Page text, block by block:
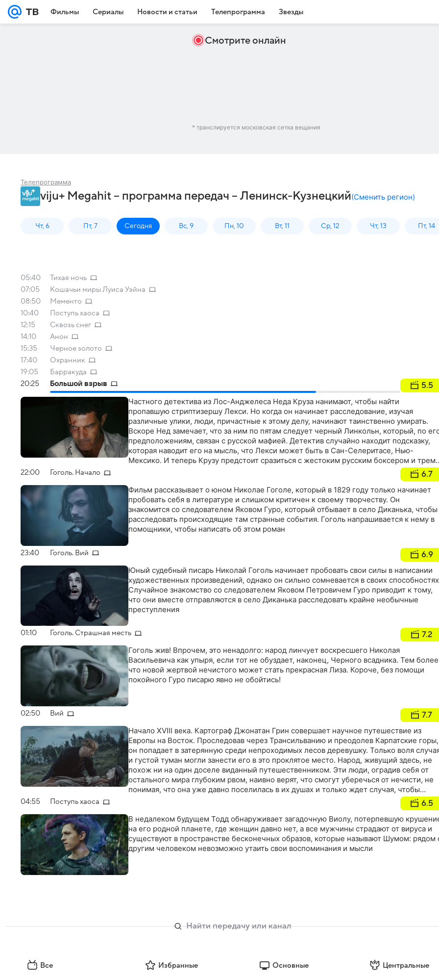
Фильмы Сериалы Новости и статьи Телепрограмма Звезды
Смотрите онлайн
* транслируется московская сетка вещания
Телепрограмма
viju+ Megahit – программа передач – Ленинск-Кузнецкий(Сменить регион)
Чт, 6 Пт, 7 Сегодня Вс, 9 Пн, 10 Вт, 11 Ср, 12 Чт, 13 Пт, 14
05:40
Тихая ночь
07:05
Кошачьи миры Луиса Уэйна
08:50
Мементо
10:40
Поступь хаоса
12:15
Сквозь снег
14:10
Анон
15:35
Черное золото
17:40
Охранник
19:05
Барракуда
20:25
Большой взрыв 5.5
Частного детектива из Лос-Анджелеса Неда Круза нанимают, чтобы найти
пропавшую стриптизершу Лекси. Но когда он начинает расследование, изучая
различные улики, люди, причастные к этому делу, начинают таинственно умирать.
Вскоре Нед замечает, что за ним по пятам следует черный Линкольн, который, по
предположениям, связан с русской мафией. Детектив случайно находит подсказку,
которая наводит его на мысль, что Лекси может быть в Сан-Селеритасе, Нью-
Мексико. И теперь Крузу предстоит сразиться с жестоким русским боксером и тремя
коррумпированными детективами полиции. Разгадка тайны обойдется в десять
жизней, тридцать миллионов долларов чистой прибыли и, возможно, сможет все
объяснить
22:00 Гоголь. Начало 6.7
Фильм рассказывает о юном Николае Гоголе, который в 1829 году только начинает
пробовать себя в литературе и слишком критичен к своему творчеству. Он
знакомится со следователем Яковом Гуро, который отбывает в село Диканька, чтобы
расследовать происходящие там странные события. Гоголь напрашивается к нему в
помощники, чтобы написать об этом роман
23:40 Гоголь. Вий 6.9
Юный судебный писарь Николай Гоголь начинает пробовать свои силы в написании
художественных произведений, однако он сильно сомневается в своих
Случайное знакомство со следователем Яковом Петровичем Гуро приводит к тому,
что они вместе отправляются в село Диканька расследовать крайне необычные
преступления
01:10 Гоголь. Страшная месть 7.2
Гоголь жив! Впрочем, это ненадолго: народ линчует воскресшего Николая
Васильевича как упыря, если тот не обуздает, наконец, Черного всадника. Тем
что новой жертвой нечистого может стать прекрасная Лиза. Короче, без помощи
покойного Гуро писарю явно не обойтись!
02:50 Вий 7.7
Начало XVIII века. Картограф Джонатан Грин совершает научное путешествие из
Европы на Восток. Проследовав через Трансильванию и преодолев Карпатские горы,
он попадает в затерянную среди непроходимых лесов деревушку. Только воля
и густой туман могли занести его в это проклятое место. Народ, живущий здесь, не
похож ни на один доселе виданный путешественником. Эти люди, оградив себя от
остального мира глубоким рвом, наивно верят, что смогут уберечься от нечисти, не
понимая, что она уже давно поселилась в их душах и только ждет случая, чтобы
вырваться наружу. Даже в страшном сне ученый-материалист не предполагал, что
04:55 Поступь хаоса 6.5
В недалеком будущем Тодд обнаруживает загадочную Виолу, потерпевшую
на его родной планете, где женщин давно нет, а все мужчины страдают от вируса и
существуют в пространстве бесконечных образов, которые называют Шумом: рядом
другим человеком невозможно утаить свои воспоминания и мысли
Все Избранные Основные Центральные